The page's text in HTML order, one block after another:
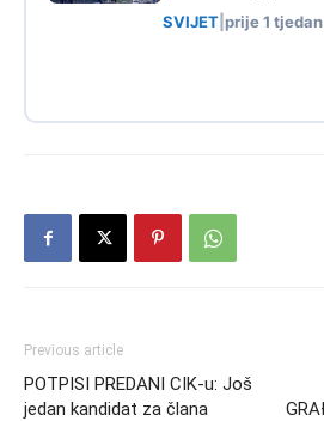
SVIJET prije 1 tjedan
Previous article
POTPISI PREDANI CIK-u: Još
jedan kandidat za člana